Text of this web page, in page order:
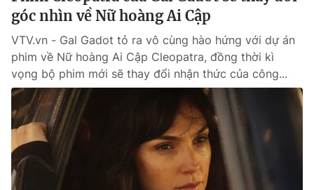
góc nhìn về Nữ hoàng Ai Cập
VTV.vn - Gal Gadot tỏ ra vô cùng hào hứng với dự án
phim về Nữ hoàng Ai Cập Cleopatra, đồng thời kì
vọng bộ phim mới sẽ thay đổi nhận thức của công...